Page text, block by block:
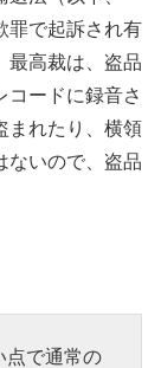
罪で起訴され有
最高裁は、盗品
コードに録音さ
まれたり、横領
ないので、盗品
点で通常の